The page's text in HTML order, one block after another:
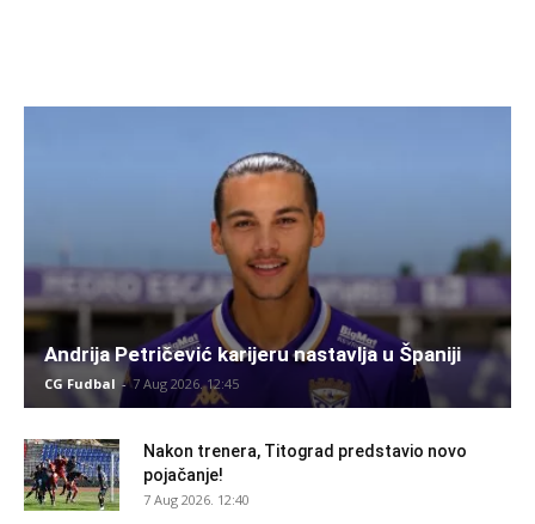
Andrija Petričević karijeru nastavlja u Španiji
CG Fudbal - 7 Aug 2026. 12:45
Nakon trenera, Titograd predstavio novo
pojačanje!
7 Aug 2026. 12:40